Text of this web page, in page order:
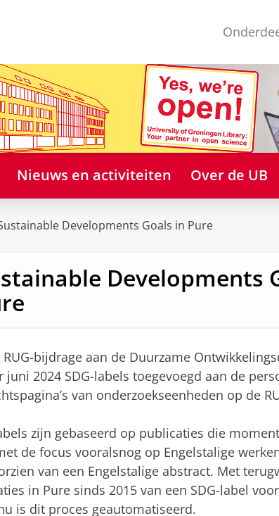
Nieuws en activiteiten Over de UB
Developments Goals in Pure
Developments
RUG-bijdrage aan de Duurzame
juni 2024 SDG-labels toegevoegd aan de
van onderzoekseenheden op de
zijn gebaseerd op publicaties die
de focus vooralsnog op Engelstalige
van een Engelstalige abstract. Met
in Pure sinds 2015 van een SDG-label
is dit proces geautomatiseerd.